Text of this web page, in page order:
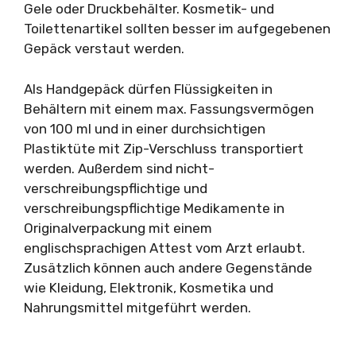
Gele oder Druckbehälter. Kosmetik- und
Toilettenartikel sollten besser im aufgegebenen
Gepäck verstaut werden.
Als Handgepäck dürfen Flüssigkeiten in
Behältern mit einem max. Fassungsvermögen
von 100 ml und in einer durchsichtigen
Plastiktüte mit Zip-Verschluss transportiert
werden. Außerdem sind nicht-
verschreibungspflichtige und
verschreibungspflichtige Medikamente in
Originalverpackung mit einem
englischsprachigen Attest vom Arzt erlaubt.
Zusätzlich können auch andere Gegenstände
wie Kleidung, Elektronik, Kosmetika und
Nahrungsmittel mitgeführt werden.